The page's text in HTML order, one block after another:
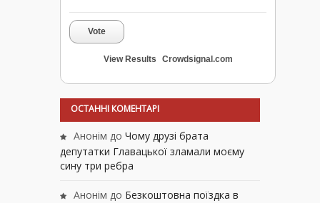
Vote
View Results Crowdsignal.com
ОСТАННІ КОМЕНТАРІ
Анонім до Чому друзі брата
депутатки Главацької зламали моєму
сину три ребра
Анонім до Безкоштовна поїздка в